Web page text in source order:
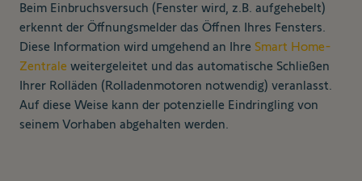
Beim Einbruchsversuch (Fenster wird, z.B. aufgehebelt)
erkennt der Öffnungsmelder das Öffnen Ihres Fensters.
Diese Information wird umgehend an Ihre Smart Home-
Zentrale weitergeleitet und das automatische Schließen
Ihrer Rolläden (Rolladenmotoren notwendig) veranlasst.
Auf diese Weise kann der potenzielle Eindringling von
seinem Vorhaben abgehalten werden.